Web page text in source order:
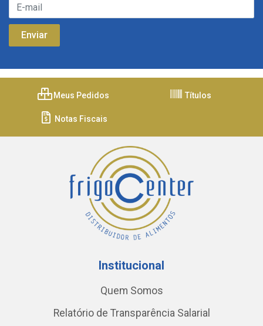
Meus Pedidos Títulos
Notas Fiscais
Institucional
Quem Somos
Relatório de Transparência Salarial